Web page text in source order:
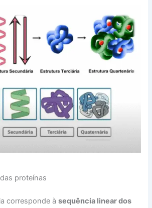
proteínas
corresponde àsequência linear dos